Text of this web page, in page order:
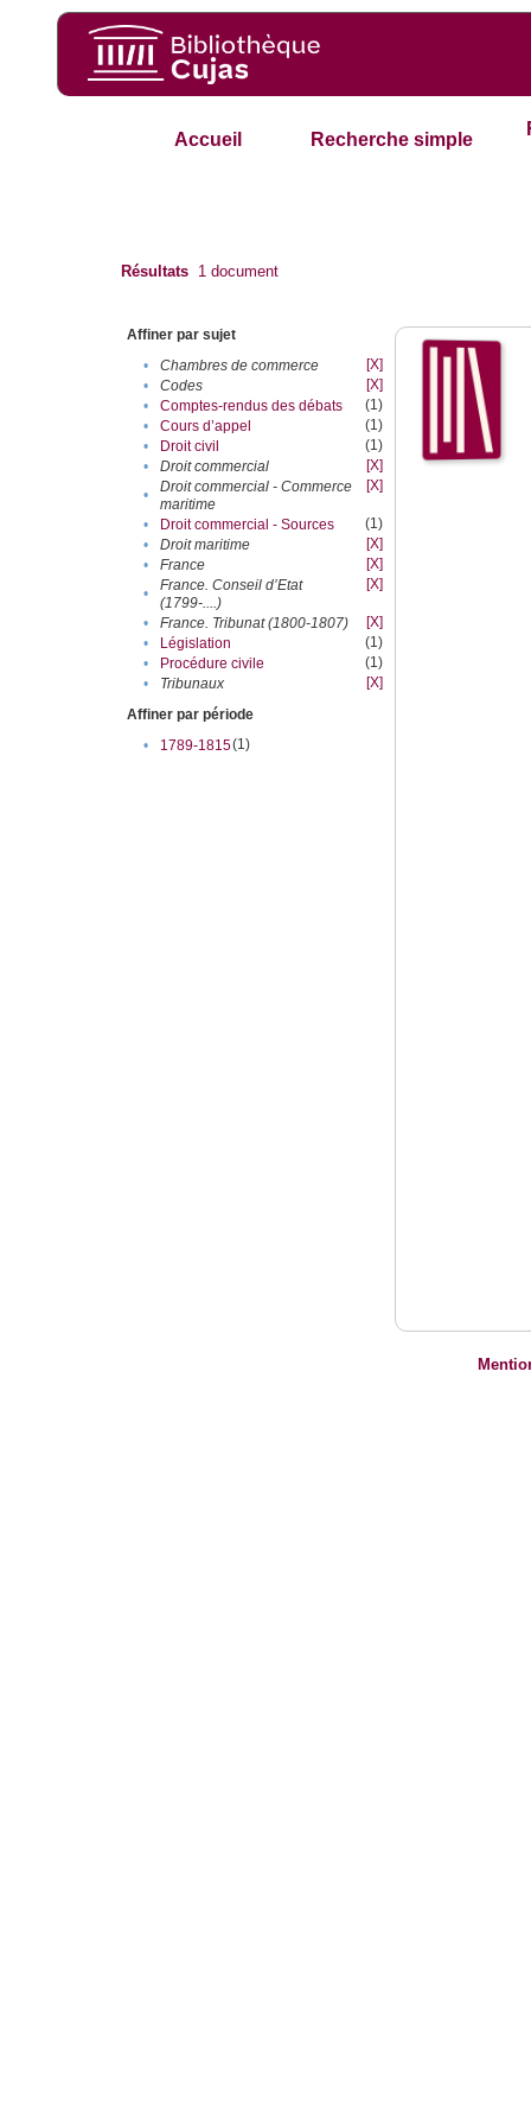
Accueil Recherche simple
Résultats 1 document
Affiner par sujet
•
Chambres de commerce
[X]
•
Codes
[X]
•
Comptes-rendus des débats
(1)
•
Cours d’appel
(1)
•
Droit civil
(1)
•
Droit commercial
[X]
•
Droit commercial - Commerce
maritime
[X]
• Droit commercial - Sources
(1)
•
Droit maritime
[X]
•
France
[X]
•
France. Conseil d’Etat
(1799-....)
[X]
• France. Tribunat (1800-1807)
[X]
•
Législation
(1)
•
Procédure civile
(1)
•
Tribunaux
[X]
Affiner par période
•
1789-1815(1)